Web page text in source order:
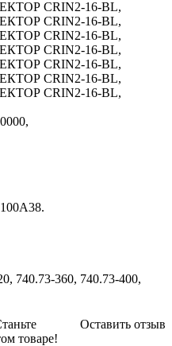
CRIN2-16-BL,
CRIN2-16-BL,
CRIN2-16-BL,
CRIN2-16-BL,
CRIN2-16-BL,
CRIN2-16-BL,
CRIN2-16-BL,
740.73-360, 740.73-400,
Оставить отзыв
товаре!